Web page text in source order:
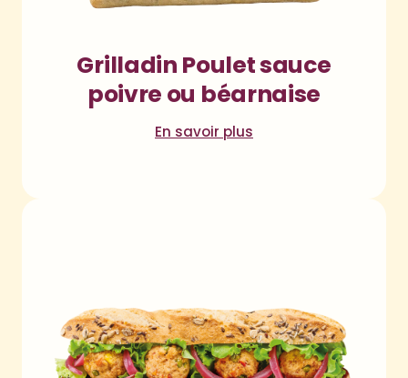
Grilladin Poulet sauce
poivre ou béarnaise
En savoir plus